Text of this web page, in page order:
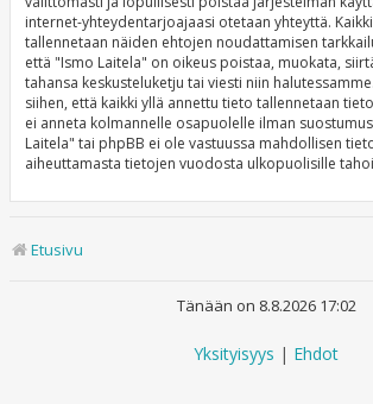
internet-yhteydentarjoajaasi otetaan yhteyttä.
tallennetaan näiden ehtojen noudattamisen
että "Ismo Laitela" on oikeus poistaa, muokata,
tahansa keskusteluketju tai viesti niin
siihen, että kaikki yllä annettu tieto tallennetaan
ei anneta kolmannelle osapuolelle ilman
Laitela" tai phpBB ei ole vastuussa mahdollisen
aiheuttamasta tietojen vuodosta ulkopuolisille
Etusivu
Tänään on 8.8.2026 17:02
Yksityisyys | Ehdot